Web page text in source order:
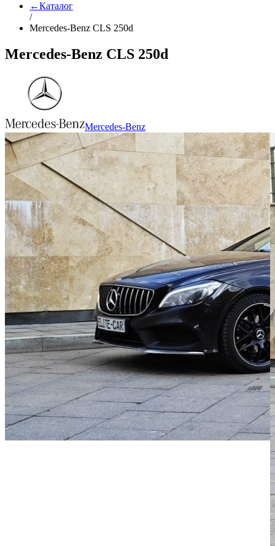
←Каталог
/
Mercedes-Benz CLS 250d
Mercedes-Benz CLS 250d
Mercedes-Benz